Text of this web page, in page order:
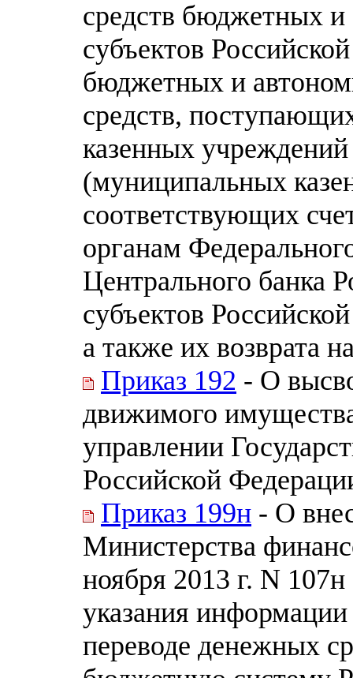
средств бюджетных
субъектов
бюджетных и
средств,
казенных
(муниципальных
соответствующих
органам
Центрального банка
субъектов
а также их возврата
Приказ 192 - О
движимого
управлении
Российской
Приказ 199н - О
Министерства
ноября 2013 г. N
указания
переводе денежных